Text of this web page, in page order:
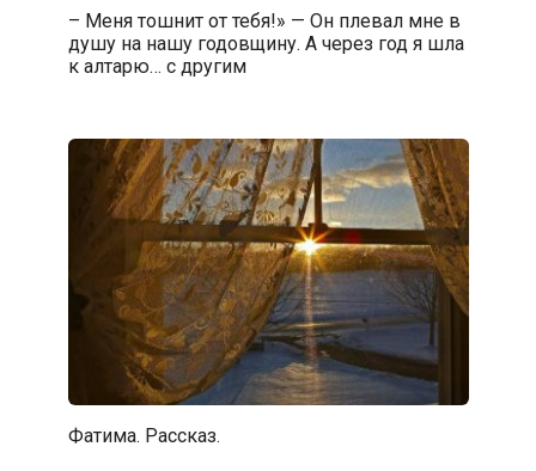
– Меня тошнит от тебя!» — Он плевал мне в
душу на нашу годовщину. А через год я шла
к алтарю… с другим
Фатима. Рассказ.